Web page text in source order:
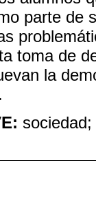
parte de
toma de
la